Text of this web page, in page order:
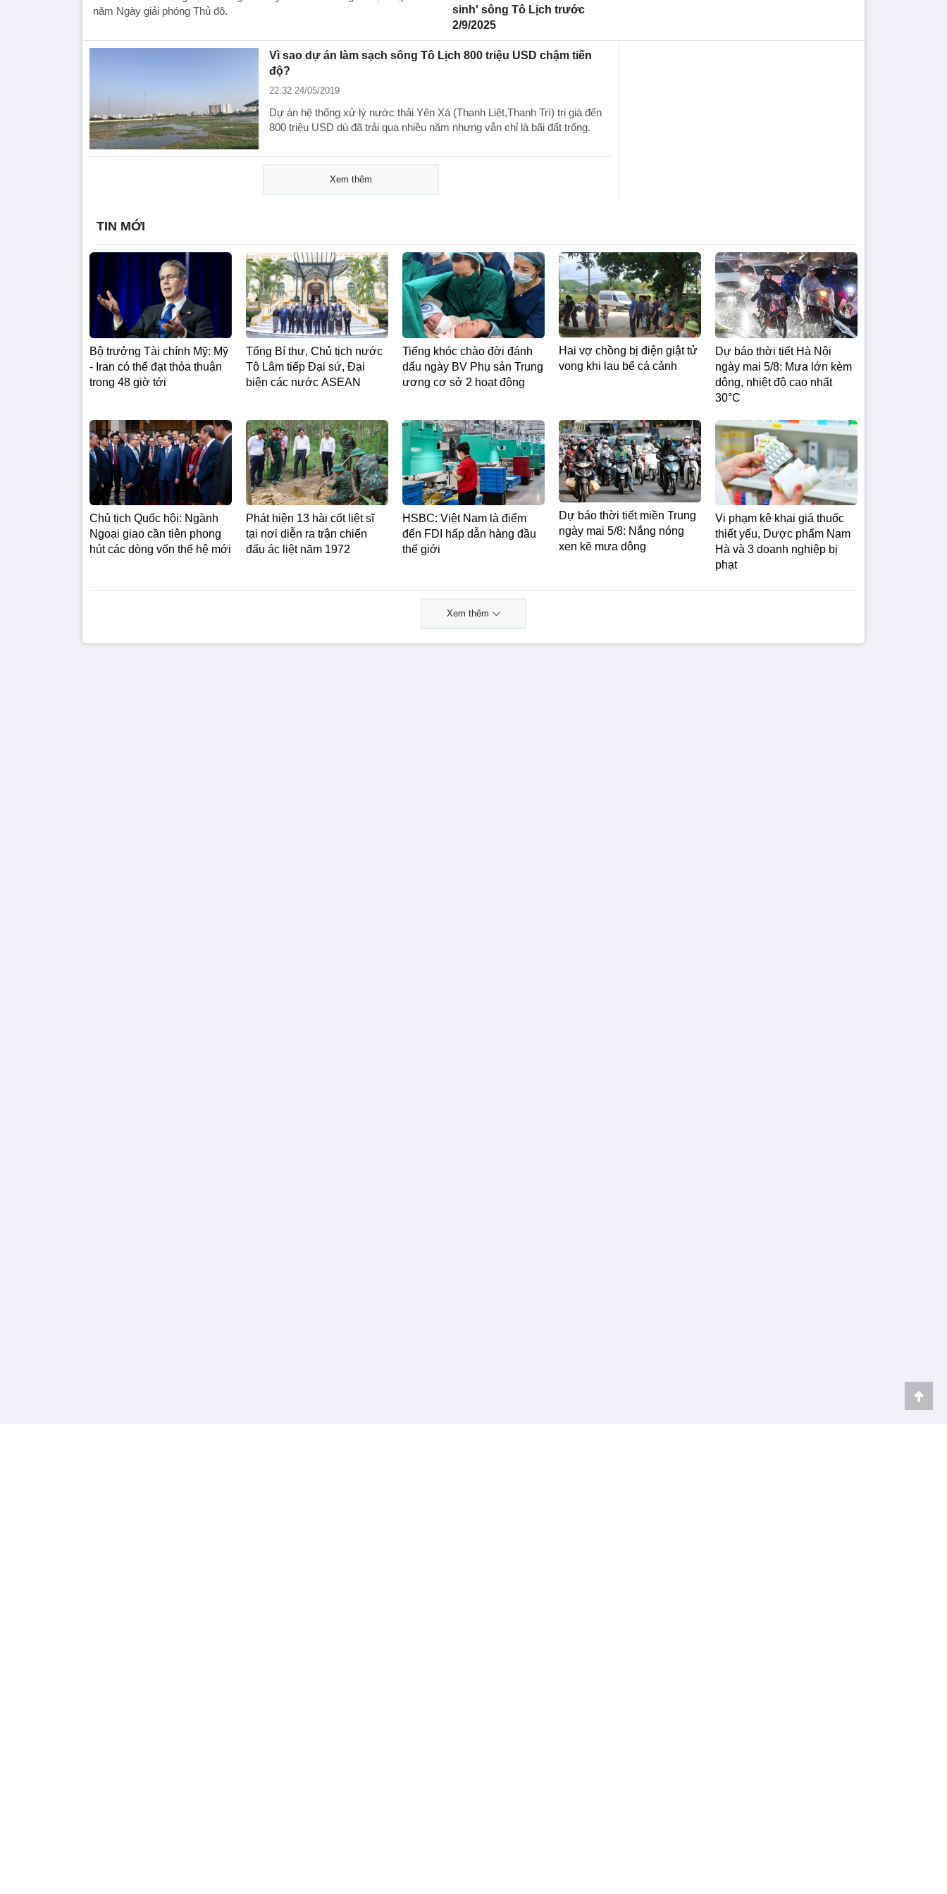
năm Ngày giải phóng Thủ đô.
sinh' sông Tô Lịch trước
2/9/2025
Vì sao dự án làm sạch sông Tô Lịch 800 triệu USD chậm tiến
độ?
22:32 24/05/2019
Dự án hệ thống xử lý nước thải Yên Xá (Thanh Liệt,Thanh Trì) trị giá đến
800 triệu USD dù đã trải qua nhiều năm nhưng vẫn chỉ là bãi đất trống.
Xem thêm
TIN MỚI
Bộ trưởng Tài chính Mỹ: Mỹ
- Iran có thể đạt thỏa thuận
trong 48 giờ tới
Tổng Bí thư, Chủ tịch nước
Tô Lâm tiếp Đại sứ, Đại
biện các nước ASEAN
Tiếng khóc chào đời đánh
dấu ngày BV Phụ sản Trung
ương cơ sở 2 hoạt động
Hai vợ chồng bị điện giật tử
vong khi lau bể cá cảnh
Dự báo thời tiết Hà Nội
ngày mai 5/8: Mưa lớn kèm
dông, nhiệt độ cao nhất
30°C
Chủ tịch Quốc hội: Ngành
Ngoại giao cần tiên phong
hút các dòng vốn thế hệ mới
Phát hiện 13 hài cốt liệt sĩ
tại nơi diễn ra trận chiến
đấu ác liệt năm 1972
HSBC: Việt Nam là điểm
đến FDI hấp dẫn hàng đầu
thế giới
Dự báo thời tiết miền Trung
ngày mai 5/8: Nắng nóng
xen kẽ mưa dông
Vi phạm kê khai giá thuốc
thiết yếu, Dược phẩm Nam
Hà và 3 doanh nghiệp bị
phạt
Xem thêm